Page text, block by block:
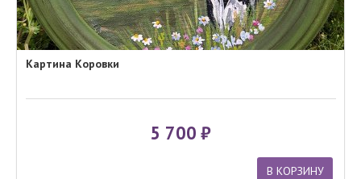
Картина Коровки
5 700
В КОРЗИНУ